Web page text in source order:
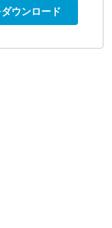
ウンロード